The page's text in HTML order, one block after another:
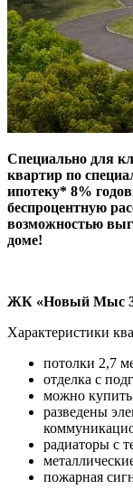
Специально для
квартир по
ипотеку* 8%
беспроцентную
возможностью
доме!
ЖК «Новый Мыс
Характеристики
потолки 2,7
отделка с
можно
разведены
радиаторы с
пожарная